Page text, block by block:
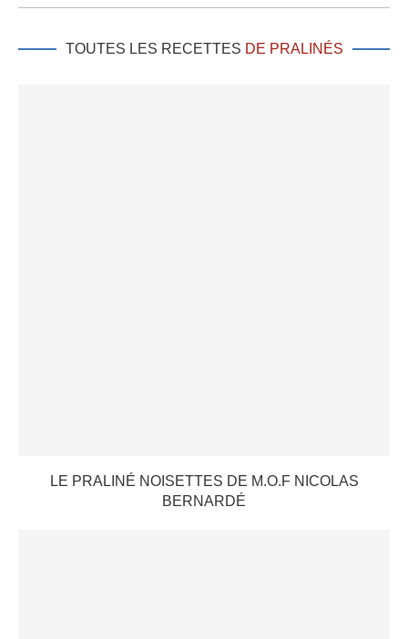
TOUTES LES RECETTES DE PRALINÉS
LE PRALINÉ NOISETTES DE M.O.F NICOLAS
BERNARDÉ